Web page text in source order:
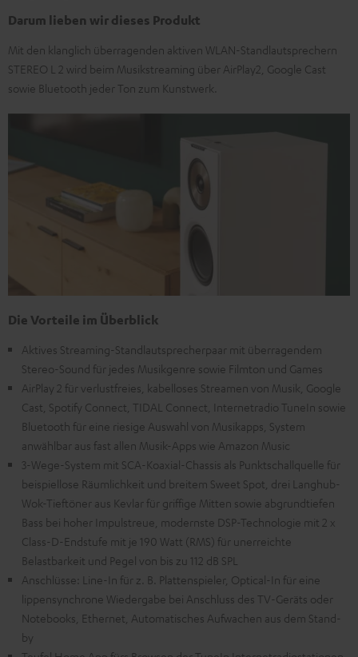
Darum lieben wir dieses Produkt
Mit den klanglich überragenden aktiven WLAN-Standlautsprechern
STEREO L 2 wird beim Musikstreaming über AirPlay2, Google Cast
sowie Bluetooth jeder Ton zum Kunstwerk.
Die Vorteile im Überblick
Aktives Streaming-Standlautsprecherpaar mit überragendem
Stereo-Sound für jedes Musikgenre sowie Filmton und Games
AirPlay 2 für verlustfreies, kabelloses Streamen von Musik, Google
Cast, Spotify Connect, TIDAL Connect, Internetradio TuneIn sowie
Bluetooth für eine riesige Auswahl von Musikapps, System
anwählbar aus fast allen Musik-Apps wie Amazon Music
3-Wege-System mit SCA-Koaxial-Chassis als Punktschallquelle für
beispiellose Räumlichkeit und breitem Sweet Spot, drei Langhub-
Wok-Tieftöner aus Kevlar für griffige Mitten sowie abgrundtiefen
Bass bei hoher Impulstreue, modernste DSP-Technologie mit 2 x
Class-D-Endstufe mit je 190 Watt (RMS) für unerreichte
Belastbarkeit und Pegel von bis zu 112 dB SPL
Anschlüsse: Line-In für z. B. Plattenspieler, Optical-In für eine
lippensynchrone Wiedergabe bei Anschluss des TV-Geräts oder
Notebooks, Ethernet, Automatisches Aufwachen aus dem Stand-
by